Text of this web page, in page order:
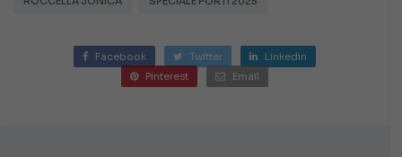
Facebook Twitter
Linkedin
Pinterest
Email